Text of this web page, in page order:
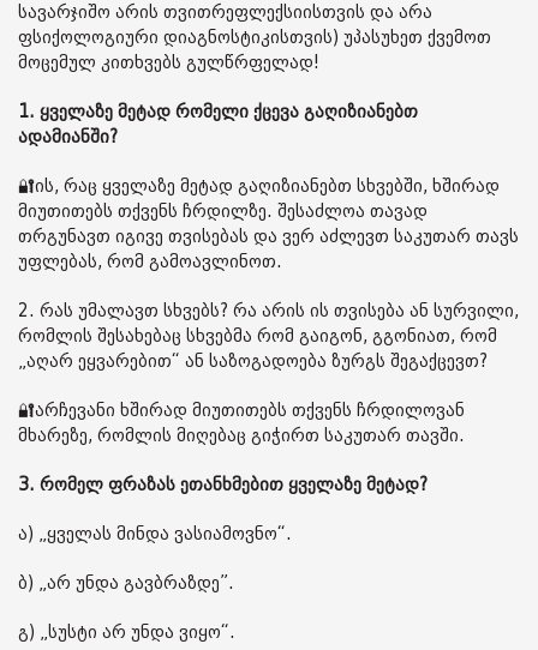
სავარჯიშო არის თვითრეფლექსიისთვის და არა
ფსიქოლოგიური დიაგნოსტიკისთვის) უპასუხეთ ქვემოთ
მოცემულ კითხვებს გულწრფელად!
1. ყველაზე მეტად რომელი ქცევა გაღიზიანებთ
ადამიანში?
🔐ის, რაც ყველაზე მეტად გაღიზიანებთ სხვებში, ხშირად
მიუთითებს თქვენს ჩრდილზე. შესაძლოა თავად
თრგუნავთ იგივე თვისებას და ვერ აძლევთ საკუთარ თავს
უფლებას, რომ გამოავლინოთ.
2. რას უმალავთ სხვებს? რა არის ის თვისება ან სურვილი,
რომლის შესახებაც სხვებმა რომ გაიგონ, გგონიათ, რომ
„აღარ ეყვარებით“ ან საზოგადოება ზურგს შეგაქცევთ?
🔐არჩევანი ხშირად მიუთითებს თქვენს ჩრდილოვან
მხარეზე, რომლის მიღებაც გიჭირთ საკუთარ თავში.
3. რომელ ფრაზას ეთანხმებით ყველაზე მეტად?
ა) „ყველას მინდა ვასიამოვნო“.
ბ) „არ უნდა გავბრაზდე”.
გ) „სუსტი არ უნდა ვიყო“.